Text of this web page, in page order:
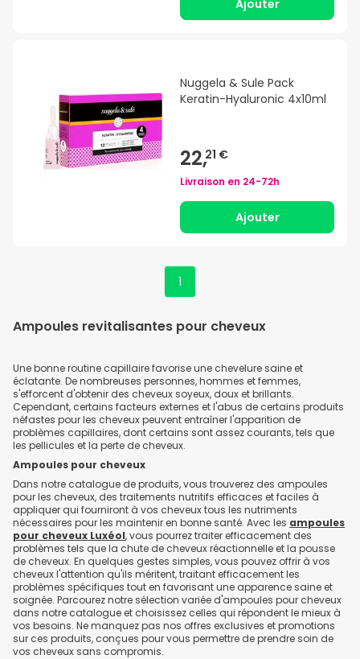
Ajouter
Nuggela & Sule Pack
Keratin-Hyaluronic 4x10ml
22,21 €
Livraison en 24-72h
Ajouter
1
Ampoules revitalisantes pour cheveux
Une bonne routine capillaire favorise une chevelure saine et
éclatante. De nombreuses personnes, hommes et femmes,
s'efforcent d'obtenir des cheveux soyeux, doux et brillants.
Cependant, certains facteurs externes et l'abus de certains produits
néfastes pour les cheveux peuvent entraîner l'apparition de
problèmes capillaires, dont certains sont assez courants, tels que
les pellicules et la perte de cheveux.
Ampoules pour cheveux
Dans notre catalogue de produits, vous trouverez des ampoules
pour les cheveux, des traitements nutritifs efficaces et faciles à
appliquer qui fourniront à vos cheveux tous les nutriments
nécessaires pour les maintenir en bonne santé. Avec les ampoules
pour cheveux Luxéol, vous pourrez traiter efficacement des
problèmes tels que la chute de cheveux réactionnelle et la pousse
de cheveux. En quelques gestes simples, vous pouvez offrir à vos
cheveux l'attention qu'ils méritent, traitant efficacement les
problèmes spécifiques tout en favorisant une apparence saine et
soignée. Parcourez notre sélection variée d'ampoules pour cheveux
dans notre catalogue et choisissez celles qui répondent le mieux à
vos besoins. Ne manquez pas nos offres exclusives et promotions
sur ces produits, conçues pour vous permettre de prendre soin de
vos cheveux sans compromis.